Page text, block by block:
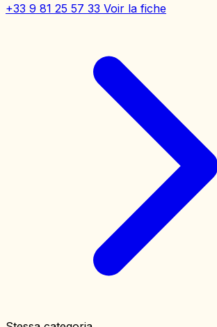
+33 9 81 25 57 33 Voir la fiche